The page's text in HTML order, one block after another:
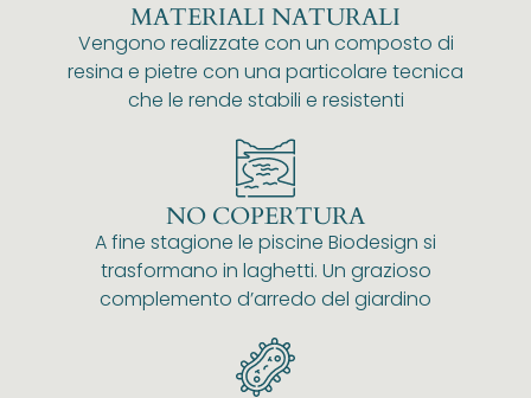
MATERIALI NATURALI
Vengono realizzate con un composto di
resina e pietre con una particolare tecnica
che le rende stabili e resistenti
NO COPERTURA
A fine stagione le piscine Biodesign si
trasformano in laghetti. Un grazioso
complemento d’arredo del giardino